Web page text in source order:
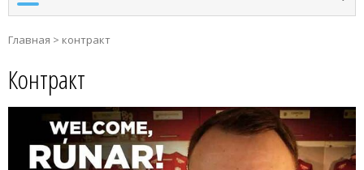
Главная > контракт
Контракт